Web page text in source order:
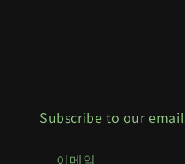
Subscribe to our
이메일